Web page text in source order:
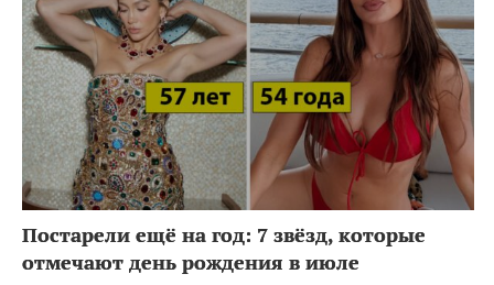
Постарели ещё на год: 7 звёзд, которые
отмечают день рождения в июле